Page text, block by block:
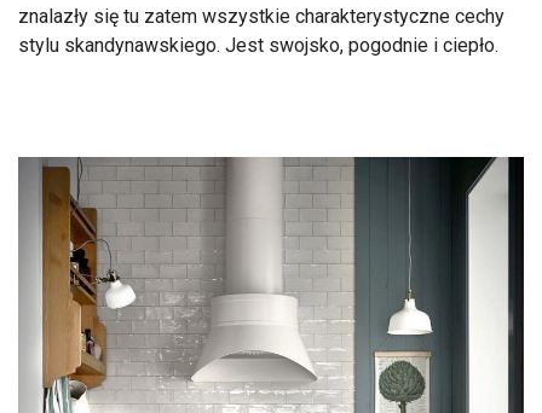
znalazły się tu zatem wszystkie charakterystyczne cechy
stylu skandynawskiego. Jest swojsko, pogodnie i ciepło.